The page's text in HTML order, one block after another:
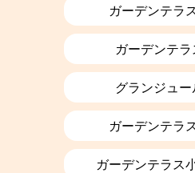
ガーデンテラ
ガーデンテ
グランジュー
ガーデンテラ
ガーデンテラス